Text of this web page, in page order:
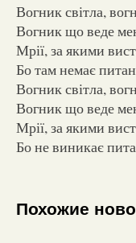
Вогник світла,
Вогник що веде
Мрії, за якими
Бо там немає
Вогник світла,
Вогник що веде
Мрії, за якими
Бо не виникає
Похожие